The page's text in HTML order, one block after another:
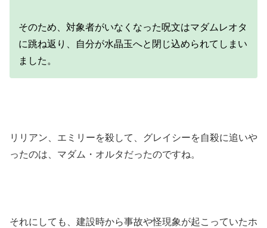
そのため、対象者がいなくなった呪文はマダムレオタ
に跳ね返り、自分が水晶玉へと閉じ込められてしまい
ました。
リリアン、エミリーを殺して、グレイシーを自殺に追いや
ったのは、マダム・オルタだったのですね。
それにしても、建設時から事故や怪現象が起こっていたホ